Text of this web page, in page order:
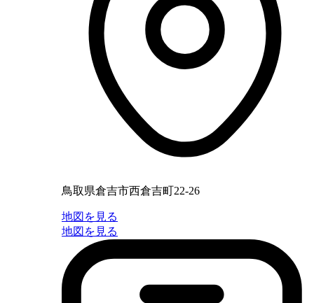
鳥取県倉吉市西倉吉町22-26
地図を見る
地図を見る